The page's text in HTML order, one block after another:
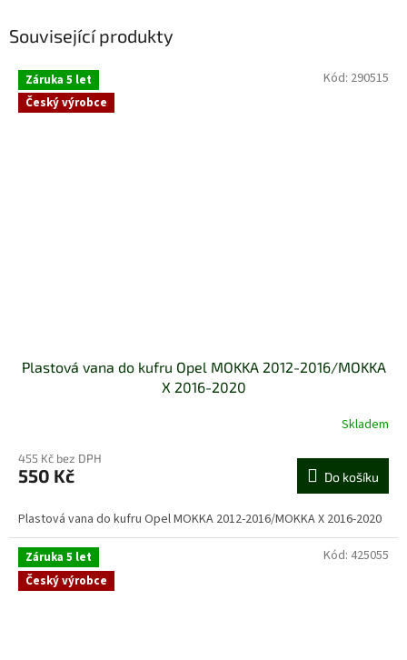
Související produkty
Záruka 5 let
Český výrobce
Plastová vana do kufru Opel MOKKA 2012-2016/MOKKA
X 2016-2020
Skladem
455 Kč bez DPH
550 Kč Do košíku
Plastová vana do kufru Opel MOKKA 2012-2016/MOKKA X 2016-2020
Kód: 290515
Záruka 5 let
Český výrobce
Kód: 425055